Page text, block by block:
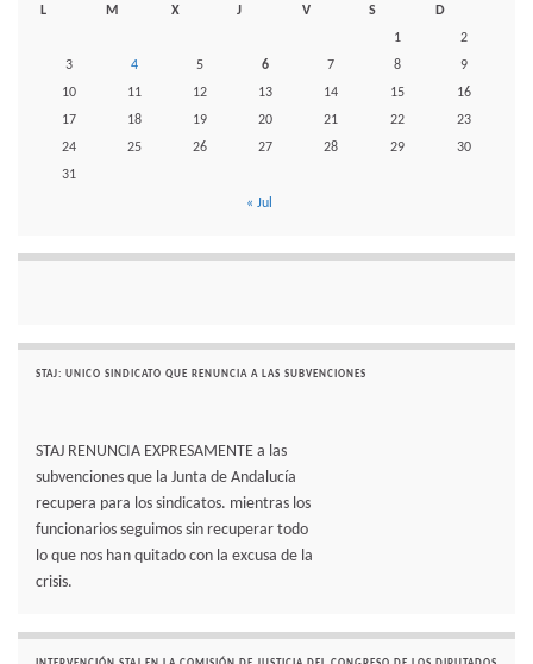
L M X J V S
D
1
2
3
4 5 6 7 8
9
10
11 12 13 14 15
16
17
18 19 20 21 22
23
24
25 26 27 28 29
30
31
« Jul
STAJ: UNICO SINDICATO QUE RENUNCIA A LAS SUBVENCIONES
STAJ RENUNCIA EXPRESAMENTE a las
subvenciones que la Junta de Andalucía
recupera para los sindicatos. mientras los
funcionarios seguimos sin recuperar todo
lo que nos han quitado con la excusa de la
crisis.